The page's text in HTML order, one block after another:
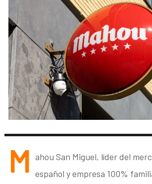
M ahou San Miguel, líder del
español y empresa 100%